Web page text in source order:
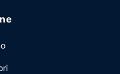
check-out veloce e
70 metri
in loco.